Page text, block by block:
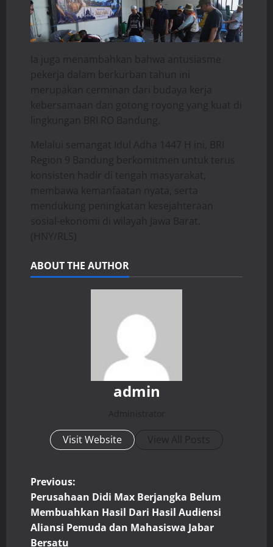
​Ia juga menambahkan bahwa antusiasme
pekerja dalam berkurban tahun ini
merupakan cerminan dari budaya kerja
kebersamaan dan gotong royong yang kuat di
lingkungan BRI RO Bandung.
​Melalui semangat Idul Adha 1447 H ini, BRI
Region 9 Bandung berkomitmen untuk terus
konsisten hadir di tengah masyarakat,
membawa kemanfaatan nyata, serta
mendukung peningkatan kesejahteraan
sosial-ekonomi di wilayah Jawa Barat.
(HNY/RLS)
ABOUT THE AUTHOR
admin
Administrator
Visit Website View All Posts
P
o
s
Previous:
Perusahaan Didi Max Berjangka Belum
Membuahkan Hasil Dari Hasil Audiensi
Aliansi Pemuda dan Mahasiswa Jabar
Bersatu